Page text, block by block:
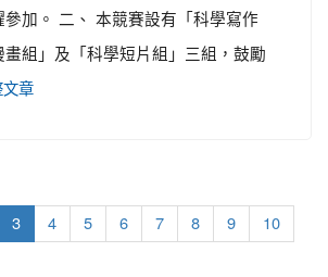
加。 二、 本競賽設有「科學寫作
組」及「科學短片組」三組，鼓勵
文章
3(current)
4 5 6 7 8 9 10